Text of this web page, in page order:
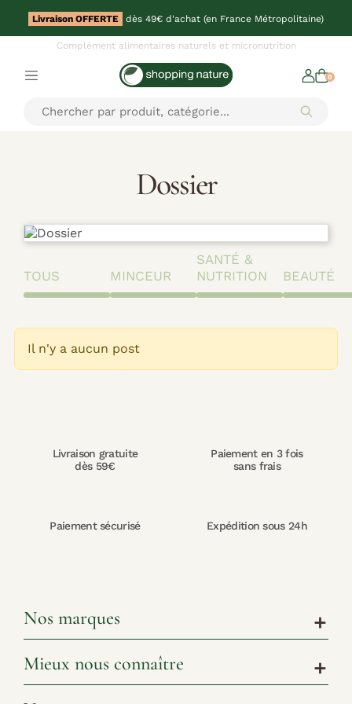
Livraison OFFERTE dès 49€ d'achat (en France Métropolitaine)
Complément alimentaires naturels et micronutrition
0
Dossier
TOUS MINCEUR
SANTÉ &
NUTRITION
BEAUTÉ
Il n'y a aucun post
Livraison gratuite
dès 59€
Paiement en 3 fois
sans frais
Paiement sécurisé Expédition sous 24h
Nos marques add
Mieux nous connaître add